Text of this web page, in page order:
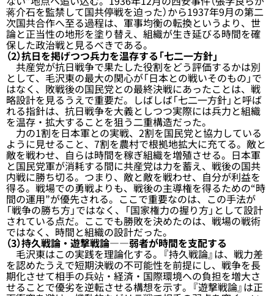
蒋介石を監禁して国共停戦を迫った）から1937年9月の第二
次国共合作へ至る過程は、軍事均衡の転換というより、世
論と正当性の地形を塗り替え、組織が生き延びる時間を確
保した政治戦と見るべきである。
（2）抗日を掲げつつ兵力を温存する「七二一方針」
共産党が抗日戦争で果たした役割をどう評価するかは別
として、毛沢東の最大の関心が「日本との戦いそのもの」で
はなく、敗戦後の国民党との最終決戦にあったことは、戦
略設計を見るうえで重要だ。しばしば「七二一方針」と呼ば
れる指針は、抗日戦争を大義としつつ実際には兵力と組織
を温存・拡大することを狙う二重構造だった。
力の1割を日本軍との実戦、2割を国民党と協力している
ように見せること、7割を農村で根拠地拡大に充てる。敵と
敵を戦わせ、自らは時間を稼ぎ組織を増殖させる。日本軍
と国民党軍が消耗する間に共産党は力を蓄え、戦後の国共
内戦に勝ち切る。つまり、敵と敵を戦わせ、自分が利益を
得る。戦場での勇戦よりも、戦後の主導権を得るための“時
間の運用”が優先される。ここで重要なのは、この手法が
「戦争の勝ち方」ではなく、「国家権力の握り方」として設計
されている点だ。ここでも勝敗を決めたのは、戦場の戦術
ではなく、時間と組織の設計だった。
（3）持久戦論・遊撃戦論――弱者が時間を支配する
毛沢東はこの実践を理論化する。『持久戦論』は、戦力差
を認めたうえで短期決戦の不可能性を前提にし、戦争を長
期化させて相手の兵站・経済・国際環境への負担を増大さ
せることで優劣を逆転させる構想を示す。『遊撃戦論』は正